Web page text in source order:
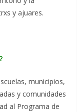
y ajuares.
municipios,
y comunidades
al Programa de